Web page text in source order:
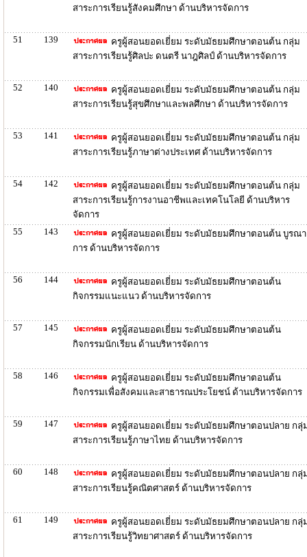
สาระการเรียนรู้สังคมศึกษา ด้านบริหารจัดการ
51 139
ครูผู้สอนยอดเยี่ยม ระดับมัธยมศึกษาตอนต้น กลุ่ม
สาระการเรียนรู้ศิลปะ ดนตรี นาฎศิลป์ ด้านบริหารจัดการ
52 140
ครูผู้สอนยอดเยี่ยม ระดับมัธยมศึกษาตอนต้น กลุ่ม
สาระการเรียนรู้สุขศึกษาและพลศึกษา ด้านบริหารจัดการ
53 141
ครูผู้สอนยอดเยี่ยม ระดับมัธยมศึกษาตอนต้น กลุ่ม
สาระการเรียนรู้ภาษาต่างประเทศ ด้านบริหารจัดการ
54 142
ครูผู้สอนยอดเยี่ยม ระดับมัธยมศึกษาตอนต้น กลุ่ม
สาระการเรียนรู้การงานอาชีพและเทคโนโลยี ด้านบริหาร
จัดการ
55
143
ครูผู้สอนยอดเยี่ยม ระดับมัธยมศึกษาตอนต้น บูรณา
การ ด้านบริหารจัดการ
56 144
ครูผู้สอนยอดเยี่ยม ระดับมัธยมศึกษาตอนต้น
กิจกรรมแนะแนว ด้านบริหารจัดการ
57 145
ครูผู้สอนยอดเยี่ยม ระดับมัธยมศึกษาตอนต้น
กิจกรรมนักเรียน ด้านบริหารจัดการ
58 146
ครูผู้สอนยอดเยี่ยม ระดับมัธยมศึกษาตอนต้น
กิจกรรมเพื่อสังคมและสาธารณประโยชน์ ด้านบริหารจัดการ
59 147
ครูผู้สอนยอดเยี่ยม ระดับมัธยมศึกษาตอนปลาย กลุ่
สาระการเรียนรู้ภาษาไทย ด้านบริหารจัดการ
60 148
ครูผู้สอนยอดเยี่ยม ระดับมัธยมศึกษาตอนปลาย กลุ่
สาระการเรียนรู้คณิตศาสตร์ ด้านบริหารจัดการ
61 149
ครูผู้สอนยอดเยี่ยม ระดับมัธยมศึกษาตอนปลาย กลุ่
สาระการเรียนรู้วิทยาศาสตร์ ด้านบริหารจัดการ